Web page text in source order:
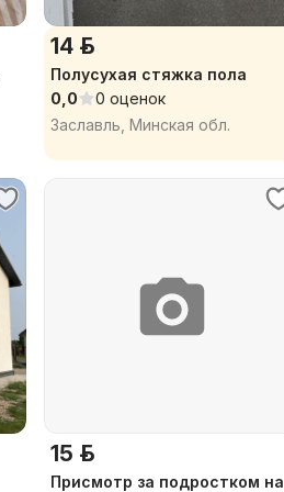
14 р.
Полусухая стяжка пола
0,0
0 оценок
Заславль, Минская обл.
15 р.
Присмотр за подростком на